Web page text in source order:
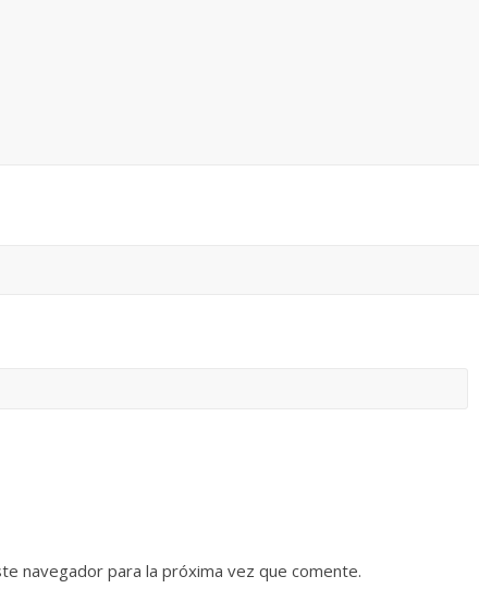
navegador para la próxima vez que comente.